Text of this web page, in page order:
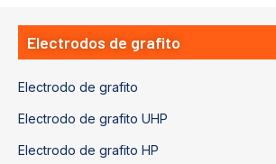
Electrodos de grafito
Electrodo de grafito
Electrodo de grafito UHP
Electrodo de grafito HP